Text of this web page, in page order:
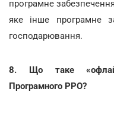
програмне
яке інше програмне
господарювання.
8. Що таке
Програмного РРО?